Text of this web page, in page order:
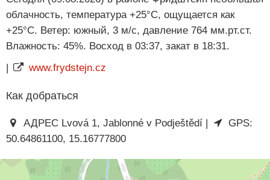
облачность, температура +25°C, ощущается как
+25°C. Ветер: южный, 3 м/с, давление 764 мм.рт.ст.
Влажность: 45%. Восход в 03:37, закат в 18:31.
www.frydstejn.cz
Как добраться
АДРЕС Lvová 1, Jablonné v Podještědí |
GPS:
50.64861100, 15.16777800